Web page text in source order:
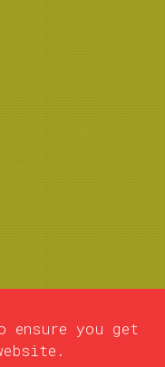
ensure you get